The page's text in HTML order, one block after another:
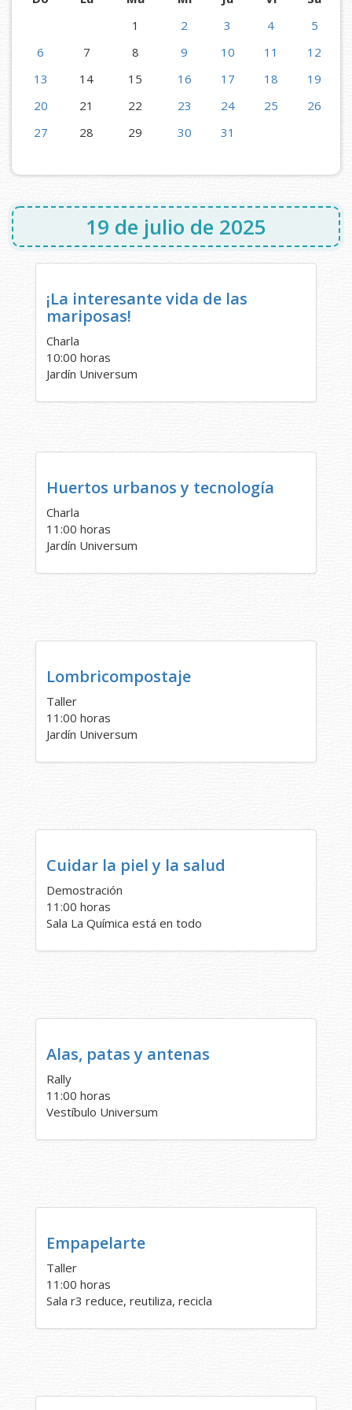
1
2 3 4
5
6
7 8 9 10 11
12
13
14 15 16 17 18
19
20
21 22 23 24 25
26
27
28 29 30 31
19 de julio de 2025
¡La interesante vida de las
mariposas!
Charla
10:00 horas
Jardín Universum
Huertos urbanos y tecnología
Charla
11:00 horas
Jardín Universum
Lombricompostaje
Taller
11:00 horas
Jardín Universum
Cuidar la piel y la salud
Demostración
11:00 horas
Sala La Química está en todo
Alas, patas y antenas
Rally
11:00 horas
Vestíbulo Universum
Empapelarte
Taller
11:00 horas
Sala r3 reduce, reutiliza, recicla